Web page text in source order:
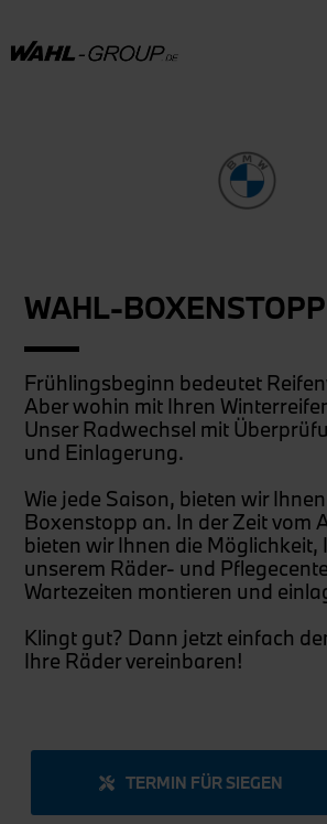
WAHL-BOXENSTOPP
Frühlingsbeginn bedeutet
Aber wohin mit Ihren
Unser Radwechsel mit
und Einlagerung.
Wie jede Saison, bieten wir
Boxenstopp an. In der Zeit vom
bieten wir Ihnen die Möglichkeit,
unserem Räder- und
Wartezeiten montieren und
Klingt gut? Dann jetzt einfach
Ihre Räder vereinbaren!
TERMIN FÜR SIEGEN